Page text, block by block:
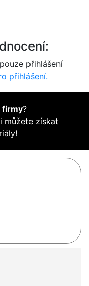
přihlášení
přihlášení.
firmy?
můžete získat